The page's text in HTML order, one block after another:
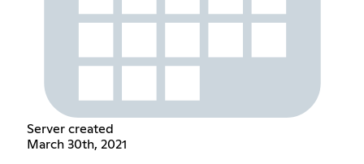
Server created
March 30th, 2021